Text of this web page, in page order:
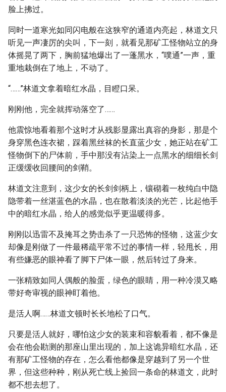
脸上拂过。
同时一道寒光如同闪电般在这狭窄的通道内亮起，林道文只
听见一声凄厉的尖叫，下一刻，就看见那矿工怪物站立的身
体摇晃了两下，胸前猛地爆出了一蓬黑水，“噗通”一声，重
重地栽倒在了地上，不动了。
“……”林道文拿着暗红水晶，目瞪口呆。
刚刚他，完全就挥动落空了……
他震惊地看着那个这时才从残影显露出真容的身影，那是个
身穿黑色连衣裙，踩着黑丝袜的长直蓝少女，她正站在矿工
怪物倒下的尸体前，手中那没有沾染上一点黑水的细细长剑
正缓缓收回腰间的剑鞘。
林道文注意到，这少女的长剑剑柄上，镶砌着一枚纯白中隐
隐带着一丝湛蓝色的水晶，也在散着淡淡的光芒，比起他手
中的暗红水晶，给人的感觉似乎更温暖得多。
刚刚以迅雷不及掩耳之势击杀了一只恐怖的怪物，这蓝少女
却像是刚做了一件最稀疏平常不过的事情一样，轻甩长，用
有些嫌恶的眼神看了脚下尸体一眼，然后转过了身来。
一张精致如同人偶般的脸蛋，绿色的眼睛，用一种冷漠又略
带好奇审视的眼神盯着他。
是活人啊……林道文顿时长长地松了口气。
只要是活人就好，哪怕这少女的装束和容貌看着，都不像是
会在他会勘测的那座山里出现的，加上这诡异暗红水晶，还
有那矿工怪物的存在，怎么看他都像是穿越到了另一个世
界，但这些种种，刚从死亡线上捡回一条命的林道文，此时
都不想去想了。